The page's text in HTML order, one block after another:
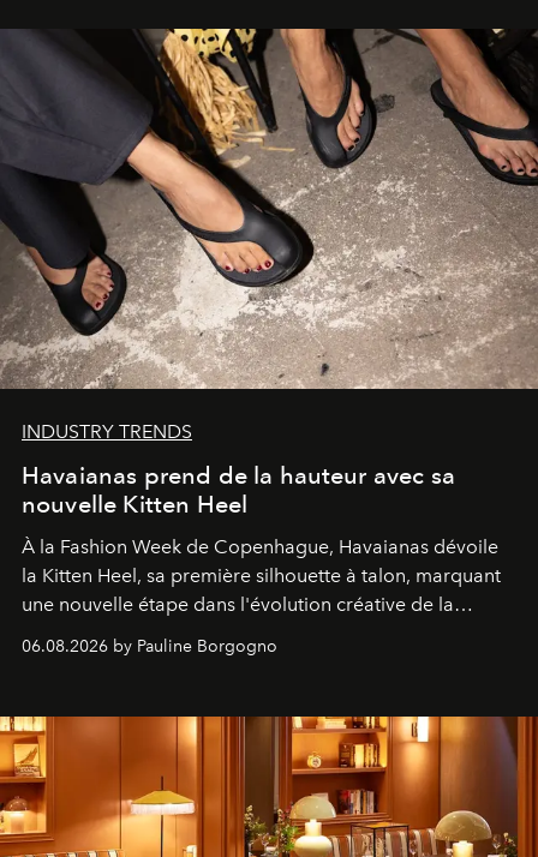
INDUSTRY TRENDS
Havaianas prend de la hauteur avec sa
nouvelle Kitten Heel
À la Fashion Week de Copenhague, Havaianas dévoile
la Kitten Heel, sa première silhouette à talon, marquant
une nouvelle étape dans l'évolution créative de la
06.08.2026 by Pauline Borgogno